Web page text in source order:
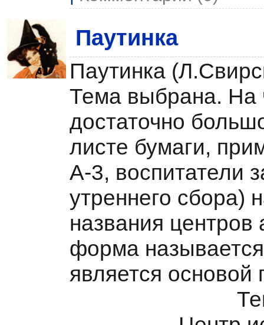
Паутинка
Паутинка
Тема выбрана. На
достаточно
листе бумаги,
А-3, воспитатели
утреннего сбора)
названия центров
форма
является основой